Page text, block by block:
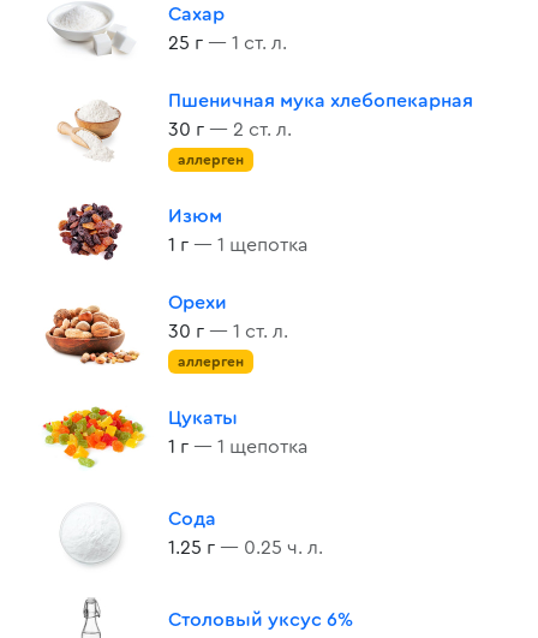
Сахар
25 г — 1 ст. л.
Пшеничная мука хлебопекарная
30 г — 2 ст. л.
аллерген
Изюм
1 г — 1 щепотка
Орехи
30 г — 1 ст. л.
аллерген
Цукаты
1 г — 1 щепотка
Сода
1.25 г — 0.25 ч. л.
Столовый уксус 6%